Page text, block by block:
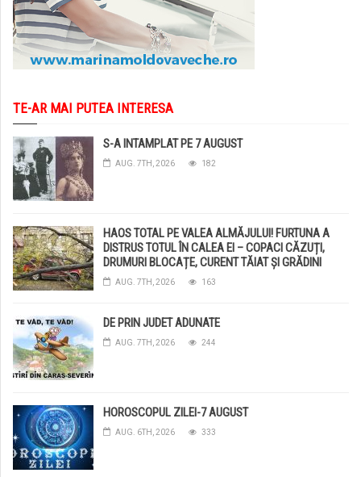
TE-AR MAI PUTEA INTERESA
S-A INTAMPLAT PE 7 AUGUST
AUG. 7TH, 2026 182
HAOS TOTAL PE VALEA ALMĂJULUI! FURTUNA A
DISTRUS TOTUL ÎN CALEA EI – COPACI CĂZUȚI,
DRUMURI BLOCAȚE, CURENT TĂIAT ȘI GRĂDINI
DISTRUSE DE GRINDINĂ!
AUG. 7TH, 2026 163
DE PRIN JUDET ADUNATE
AUG. 7TH, 2026 244
HOROSCOPUL ZILEI-7 AUGUST
AUG. 6TH, 2026 333